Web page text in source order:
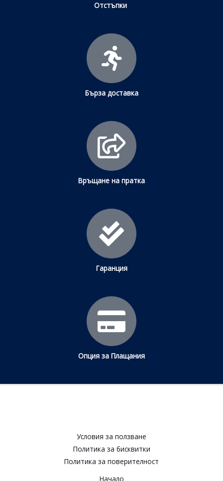
Отстъпки
Бърза доставка
Връщане на пратка
Гаранция
Опция за Плащания
Условия за ползване​
Политика за бисквитки​
Политика за поверителност​
Начало